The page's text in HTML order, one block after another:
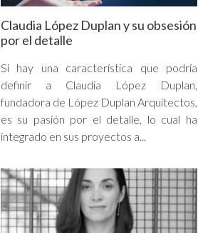
Claudia López Duplan y su obsesión
por el detalle
Si hay una característica que podría
definir a Claudia López Duplan,
fundadora de López Duplan Arquitectos,
es su pasión por el detalle, lo cual ha
integrado en sus proyectos a...